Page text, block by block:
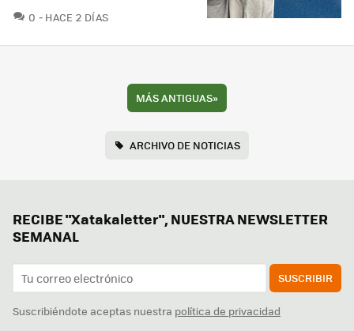
0 COMENTARIOS
HACE 2 DÍAS
MÁS ANTIGUAS»
ARCHIVO DE NOTICIAS
RECIBE "Xatakaletter", NUESTRA NEWSLETTER
SEMANAL
SUSCRIBIR
Suscribiéndote aceptas nuestra política de privacidad